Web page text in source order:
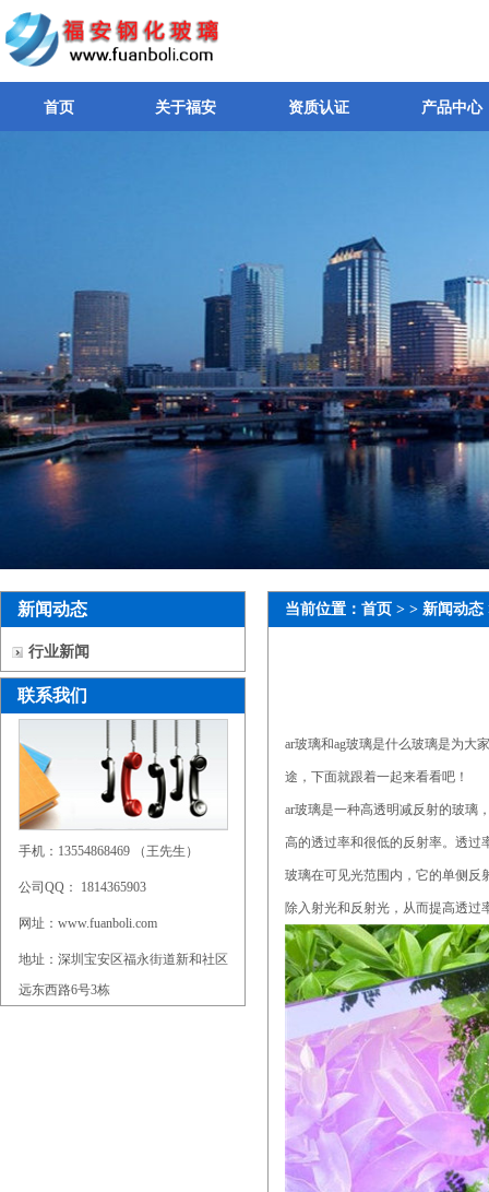
首页 关于福安 资质认证 产品中心
新闻动态
行业新闻
联系我们
手机：13554868469 （王先生）
公司QQ： 1814365903
网址：www.fuanboli.com
地址：深圳宝安区福永街道新和社区
远东西路6号3栋
当前位置： 首页 > > 新闻动态
ar玻璃和ag玻璃是什么玻璃是为大
途，下面就跟着一起来看看吧！
ar玻璃是一种高透明减反射的玻璃
高的透过率和很低的反射率。透过
玻璃在可见光范围内，它的单侧反
除入射光和反射光，从而提高透过